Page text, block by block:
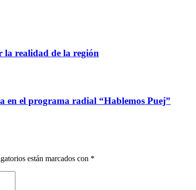
la realidad de la región
en el programa radial “Hablemos Puej”
están marcados con *